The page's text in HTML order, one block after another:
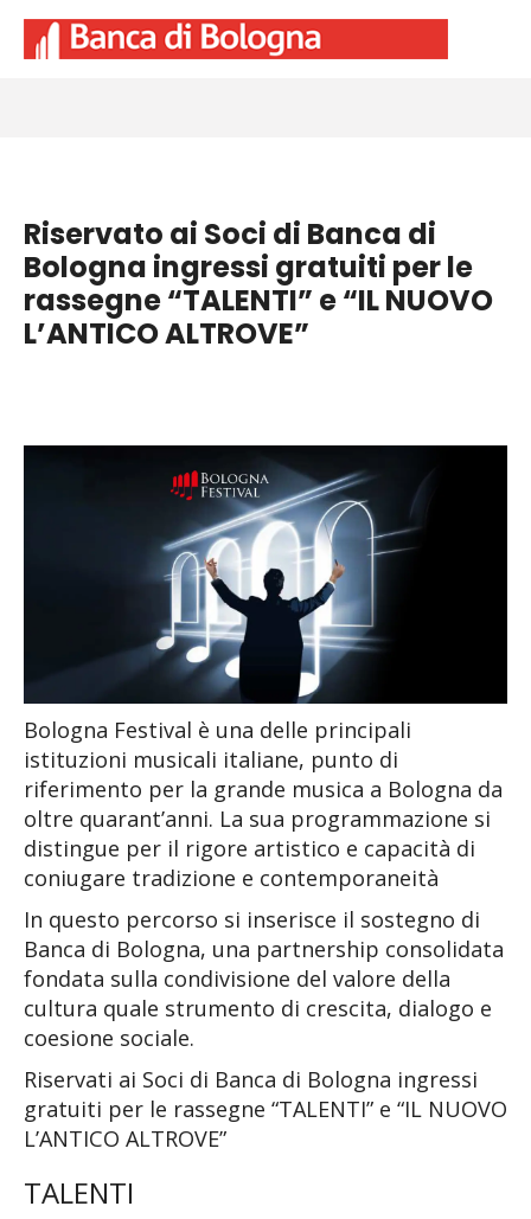
Riservato ai Soci di Banca di
Bologna ingressi gratuiti per le
rassegne “TALENTI” e “IL NUOVO
L’ANTICO ALTROVE”
Bologna Festival è una delle principali
istituzioni musicali italiane, punto di
riferimento per la grande musica a Bologna da
oltre quarant’anni. La sua programmazione si
distingue per il rigore artistico e capacità di
coniugare tradizione e contemporaneità
In questo percorso si inserisce il sostegno di
Banca di Bologna, una partnership consolidata
fondata sulla condivisione del valore della
cultura quale strumento di crescita, dialogo e
coesione sociale.
Riservati ai Soci di Banca di Bologna ingressi
gratuiti per le rassegne “TALENTI” e “IL NUOVO
L’ANTICO ALTROVE”
TALENTI